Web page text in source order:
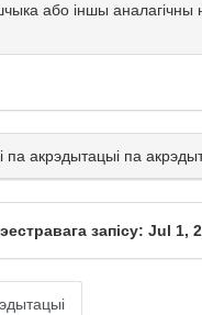
або іншы
па акрэдытацыі па
запісу: Jul 1,